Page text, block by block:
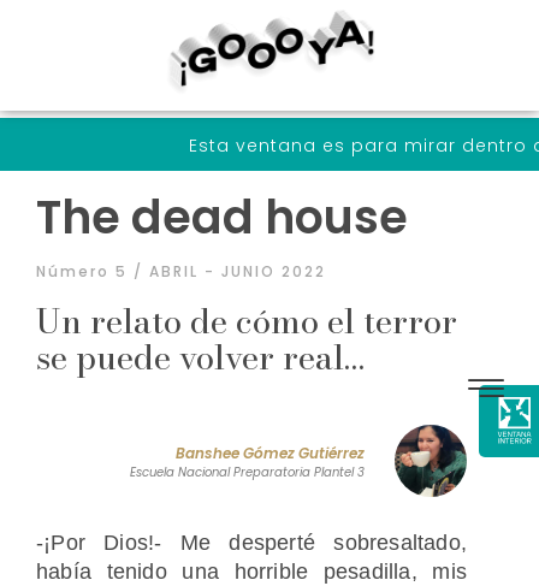
Esta ventana es para mirar dentro de
The dead house
Número 5 / ABRIL - JUNIO 2022
Un relato de cómo el terror
se puede volver real…
Banshee Gómez Gutiérrez
Escuela Nacional Preparatoria Plantel 3
-¡Por Dios!- Me desperté sobresaltado,
había tenido una horrible pesadilla, mis